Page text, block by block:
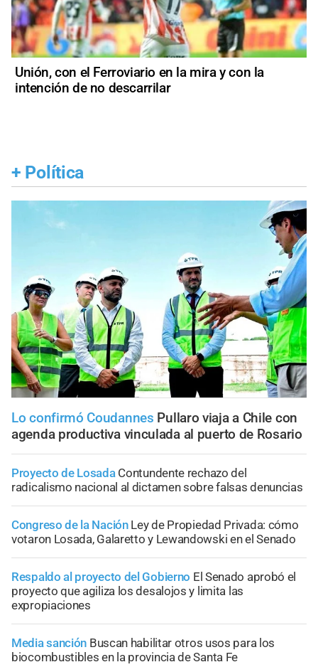
Unión, con el Ferroviario en la mira y con la
intención de no descarrilar
+ Política
Lo confirmó Coudannes Pullaro viaja a Chile con
agenda productiva vinculada al puerto de Rosario
Proyecto de Losada Contundente rechazo del
radicalismo nacional al dictamen sobre falsas denuncias
Congreso de la Nación Ley de Propiedad Privada: cómo
votaron Losada, Galaretto y Lewandowski en el Senado
Respaldo al proyecto del Gobierno El Senado aprobó el
proyecto que agiliza los desalojos y limita las
expropiaciones
Media sanción Buscan habilitar otros usos para los
biocombustibles en la provincia de Santa Fe